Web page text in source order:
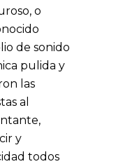
o
de sonido
pulida y
las
al
y
todos